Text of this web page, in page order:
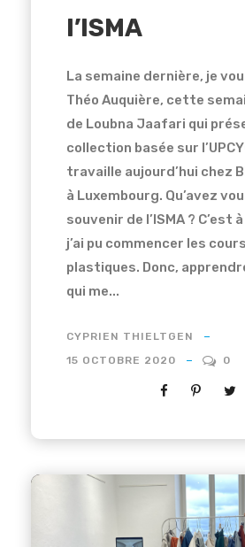
l’ISMA
La semaine dernière, je
Théo Auquière, cette
de Loubna Jaafari qui
collection basée sur
travaille aujourd’hui chez
à Luxembourg. Qu’avez
souvenir de l’ISMA ? C’est à
j’ai pu commencer les
plastiques. Donc,
qui me...
CYPRIEN THIELTGEN
15 OCTOBRE 2020
0